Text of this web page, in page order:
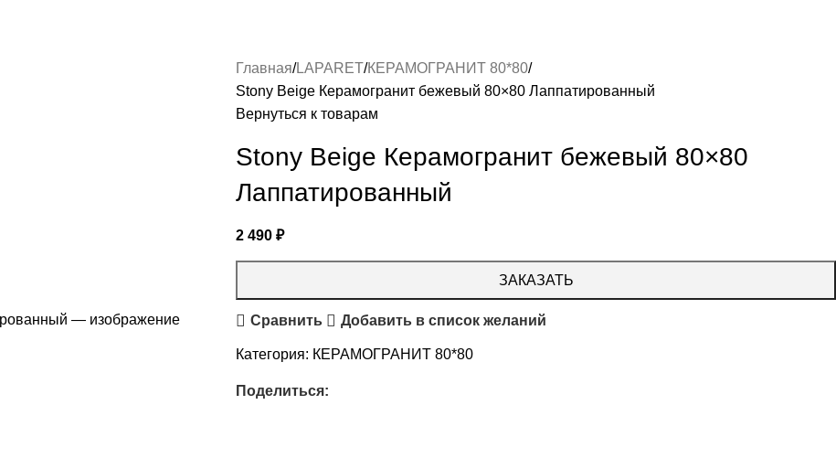
Главная LAPARET КЕРАМОГРАНИТ 80*80
Stony Beige Керамогранит бежевый 80×80 Лаппатированный
Вернуться к товарам
Stony Beige Керамогранит бежевый 80×80
Лаппатированный
2 490 ₽
ЗАКАЗАТЬ
Сравнить Добавить в список желаний
Категория: КЕРАМОГРАНИТ 80*80
Поделиться: